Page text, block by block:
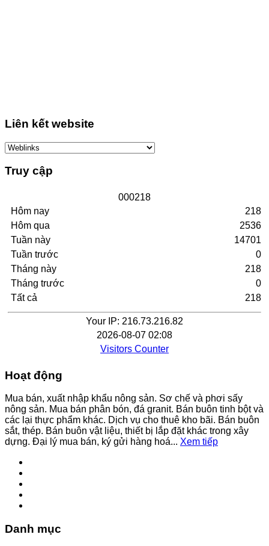
Liên kết website
Truy cập
000218
Hôm nay
Hôm qua
Tuần này
Tuần trước
Tháng này
Tháng trước
Tất cả
218
2536
14701
0
218
0
218
Your IP: 216.73.216.82
2026-08-07 02:08
Visitors Counter
Hoạt động
Mua bán, xuất nhập khẩu nông sản. Sơ chế và phơi sấy
nông sản. Mua bán phân bón, đá granit. Bán buôn tinh bột và
các lại thực phẩm khác. Dịch vụ cho thuê kho bãi. Bán buôn
sắt, thép. Bán buôn vật liệu, thiết bị lắp đặt khác trong xây
dựng. Đại lý mua bán, ký gửi hàng hoá... Xem tiếp
Danh mục